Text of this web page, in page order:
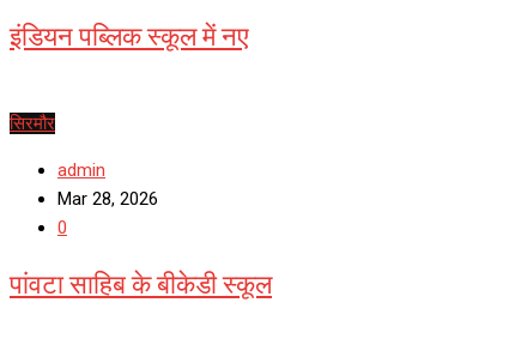
इंडियन पब्लिक स्कूल में नए
सिरमौर
admin
Mar 28, 2026
0
पांवटा साहिब के बीकेडी स्कूल